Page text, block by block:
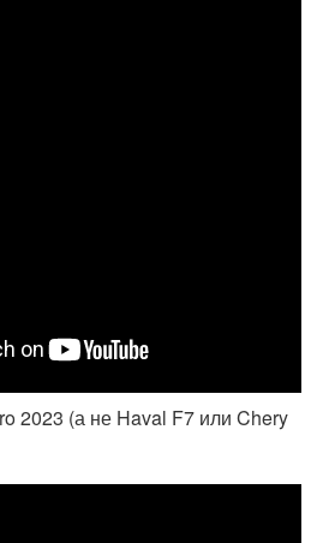
2023 (а не Haval F7 или Chery